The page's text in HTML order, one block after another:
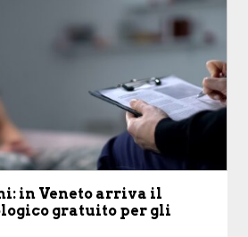
in Veneto arriva il
gratuito per gli